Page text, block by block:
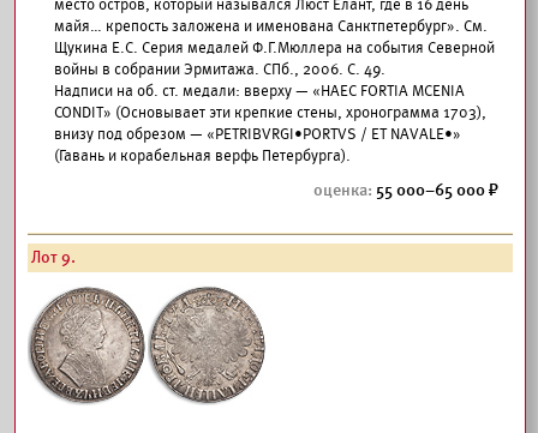
место остров, который назывался Люст Елант, где в 16 день
майя… крепость заложена и именована Санктпетербург». См.
Щукина Е.С. Серия медалей Ф.Г.Мюллера на события Северной
войны в собрании Эрмитажа. СПб., 2006. С. 49.
Надписи на об. ст. медали: вверху — «HAEC FORTIA MCENIA
CONDIT» (Основывает эти крепкие стены, хронограмма 1703),
внизу под обрезом — «PETRIBVRGI•PORTVS / ET NAVALE•»
(Гавань и корабельная верфь Петербурга).
55 000–65 000
Лот 9.